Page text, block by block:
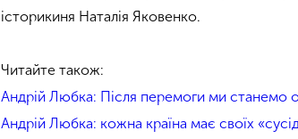
історикиня Наталія Яковенко.
Читайте також:
Андрій Любка: Після перемоги ми станемо
Андрій Любка: кожна країна має своїх